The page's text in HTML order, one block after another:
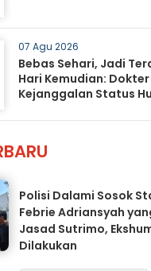
07 Agu 2026
Bebas Sehari, Jadi
Hari Kemudian:
Kejanggalan Status
Polisi Dalami Sosok
Febrie Adriansyah
Jasad Sutrimo,
Dilakukan